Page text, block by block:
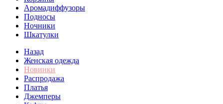
Аромадиффузоры
Подносы
Ночники
Шкатулки
Назад
Женская одежда
Новинки
Распродажа
Платья
Джемперы